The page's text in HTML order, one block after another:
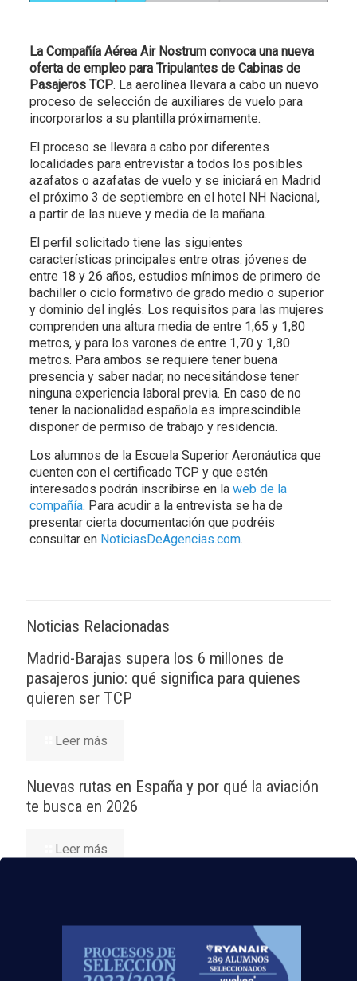
La Compañía Aérea Air Nostrum convoca una nueva
oferta de empleo para Tripulantes de Cabinas de
Pasajeros TCP. La aerolínea llevara a cabo un nuevo
proceso de selección de auxiliares de vuelo para
incorporarlos a su plantilla próximamente.
El proceso se llevara a cabo por diferentes
localidades para entrevistar a todos los posibles
azafatos o azafatas de vuelo y se iniciará en Madrid
el próximo 3 de septiembre en el hotel NH Nacional,
a partir de las nueve y media de la mañana.
El perfil solicitado tiene las siguientes
características principales entre otras: jóvenes de
entre 18 y 26 años, estudios mínimos de primero de
bachiller o ciclo formativo de grado medio o superior
y dominio del inglés. Los requisitos para las mujeres
comprenden una altura media de entre 1,65 y 1,80
metros, y para los varones de entre 1,70 y 1,80
metros. Para ambos se requiere tener buena
presencia y saber nadar, no necesitándose tener
ninguna experiencia laboral previa. En caso de no
tener la nacionalidad española es imprescindible
disponer de permiso de trabajo y residencia.
Los alumnos de la Escuela Superior Aeronáutica que
cuenten con el certificado TCP y que estén
interesados podrán inscribirse en la web de la
compañía. Para acudir a la entrevista se ha de
presentar cierta documentación que podréis
consultar en NoticiasDeAgencias.com.
Noticias Relacionadas
Madrid-Barajas supera los 6 millones de
pasajeros junio: qué significa para quienes
quieren ser TCP
Leer más
Nuevas rutas en España y por qué la aviación
te busca en 2026
Leer más
Leer más